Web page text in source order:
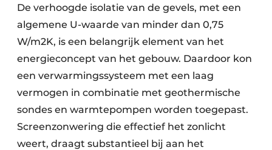
De verhoogde isolatie van de gevels, met een
algemene U-waarde van minder dan 0,75
W/m2K, is een belangrijk element van het
energieconcept van het gebouw. Daardoor kon
een verwarmingssysteem met een laag
vermogen in combinatie met geothermische
sondes en warmtepompen worden toegepast.
Screenzonwering die effectief het zonlicht
weert, draagt substantieel bij aan het